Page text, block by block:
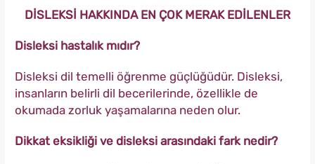
DİSLEKSİ HAKKINDA EN ÇOK MERAK EDİLENLER
Disleksi hastalık mıdır?
Disleksi dil temelli öğrenme güçlüğüdür. Disleksi,
insanların belirli dil becerilerinde, özellikle de
okumada zorluk yaşamalarına neden olur.
Dikkat eksikliği ve disleksi arasındaki fark nedir?